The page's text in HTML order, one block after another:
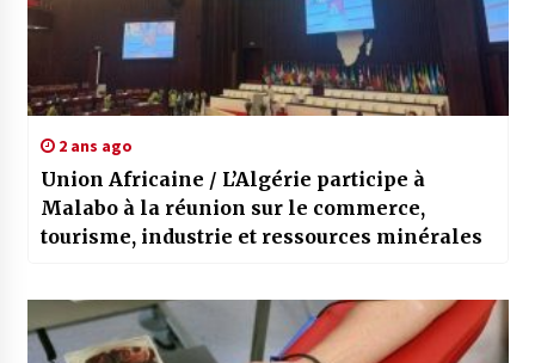
2 ans ago
Union Africaine / L’Algérie participe à
Malabo à la réunion sur le commerce,
tourisme, industrie et ressources minérales